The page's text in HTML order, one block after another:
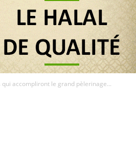
accompliront le grand pèlerinage...